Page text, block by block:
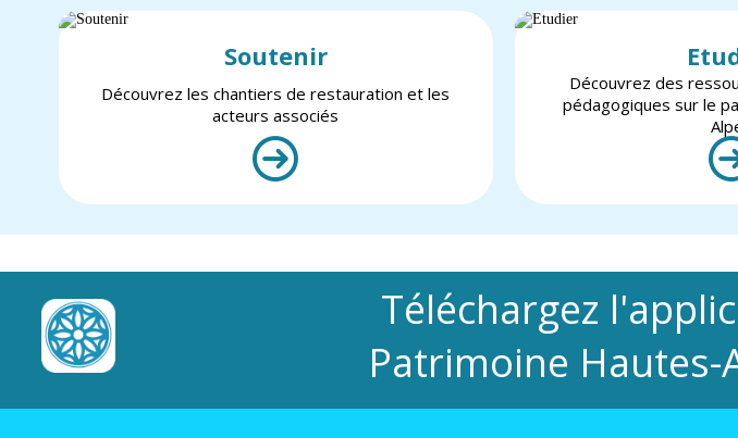
Soutenir
Découvrez les chantiers de restauration et les
acteurs associés
Découvrez des
pédagogiques sur le
Téléchargez
Patrimoine Hautes-